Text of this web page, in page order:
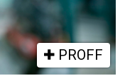
PROFF